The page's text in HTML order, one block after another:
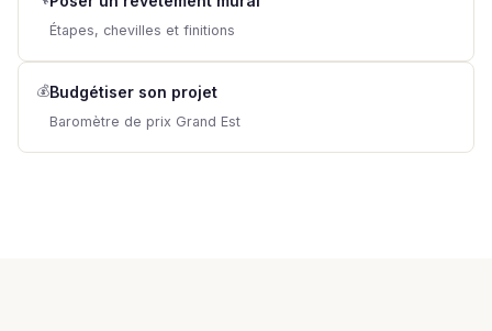
Étapes, chevilles et finitions
💰Budgétiser son projet
Baromètre de prix Grand Est